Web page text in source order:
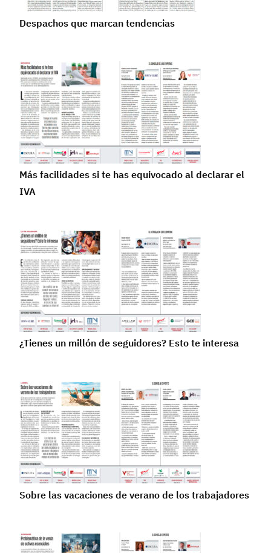
Despachos que marcan tendencias
Más facilidades si te has equivocado al declarar el
IVA
¿Tienes un millón de seguidores? Esto te interesa
Sobre las vacaciones de verano de los trabajadores